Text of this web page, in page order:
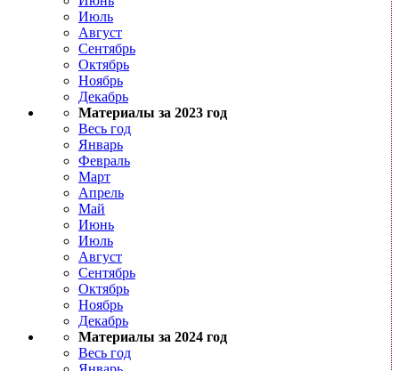
Июль
Август
Сентябрь
Октябрь
Ноябрь
Декабрь
Материалы за 2023 год
Весь год
Январь
Февраль
Март
Апрель
Май
Июнь
Июль
Август
Сентябрь
Октябрь
Ноябрь
Декабрь
Материалы за 2024 год
Весь год